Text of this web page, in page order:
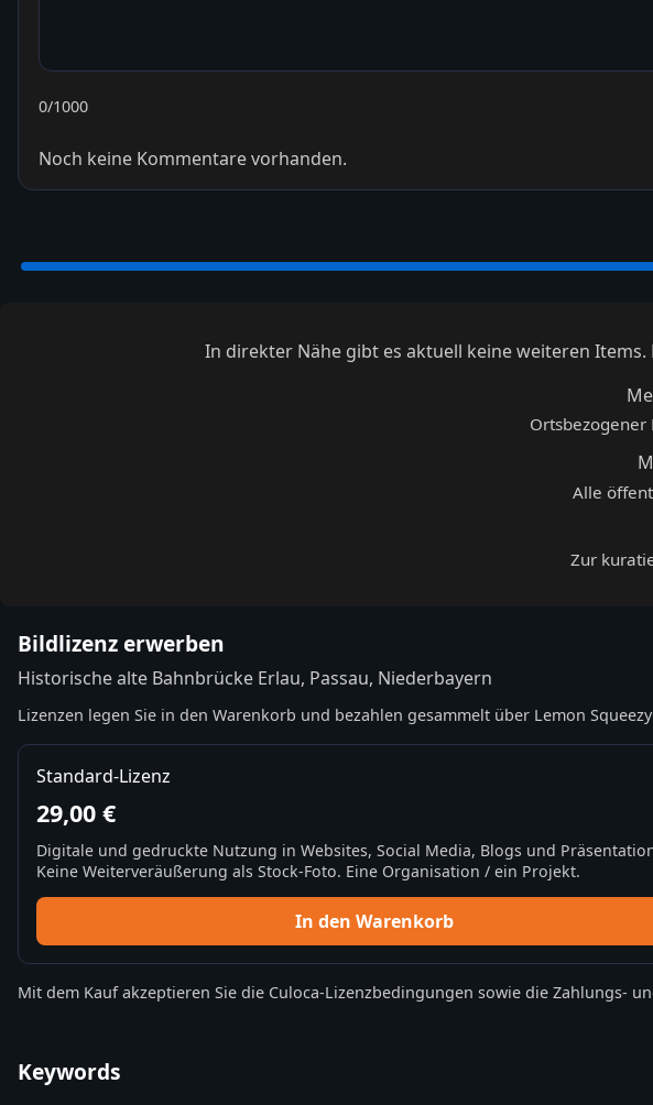
0/1000
Noch keine Kommentare vorhanden.
In direkter Nähe gibt es aktuell keine weiteren
Alle
Zur
Bildlizenz erwerben
Historische alte Bahnbrücke Erlau, Passau, Niederbayern
Lizenzen legen Sie in den Warenkorb und bezahlen gesammelt über Lemon
Standard-Lizenz
29,00 €
Digitale und gedruckte Nutzung in Websites, Social Media, Blogs und
Keine Weiterveräußerung als Stock-Foto. Eine Organisation / ein Projekt.
In den Warenkorb
Mit dem Kauf akzeptieren Sie die Culoca-Lizenzbedingungen sowie die Zahlungs-
Keywords